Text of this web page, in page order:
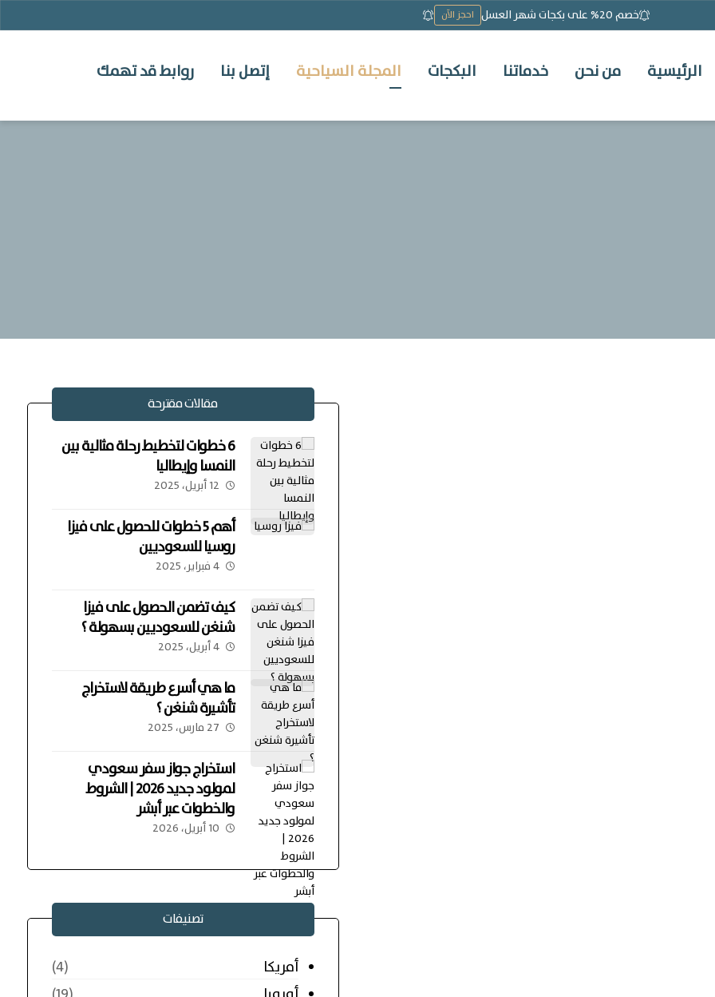
خصم 20% على بكجات شهر العسل احجز الآن
الرئيسية من نحن خدماتنا البكجات المجلة السياحية إتصل بنا روابط قد تهمك
مقالات مقترحة
6 خطوات لتخطيط رحلة مثالية بين
النمسا وإيطاليا
12 أبريل، 2025
أهم 5 خطوات للحصول على فيزا
روسيا للسعوديين
4 فبراير، 2025
كيف تضمن الحصول على فيزا
شنغن للسعوديين بسهولة ؟
4 أبريل، 2025
ما هي أسرع طريقة لاستخراج
تأشيرة شنغن ؟
27 مارس، 2025
استخراج جواز سفر سعودي
لمولود جديد 2026 | الشروط
والخطوات عبر أبشر
10 أبريل، 2026
تصنيفات
أمريكا
(4)